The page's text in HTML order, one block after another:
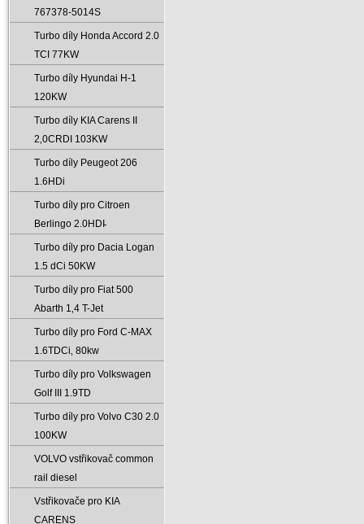
767378-5014S
Turbo díly Honda Accord 2.0
TCI 77KW
Turbo díly Hyundai H-1
120KW
Turbo díly KIA Carens II
2‚0CRDI 103KW
Turbo díly Peugeot 206
1.6HDi
Turbo díly pro Citroen
Berlingo 2.0HDI̵
Turbo díly pro Dacia Logan
1.5 dCi 50KW
Turbo díly pro Fiat 500
Abarth 1‚4 T-Jet
Turbo díly pro Ford C-MAX
1.6TDCi‚ 80kw
Turbo díly pro Volkswagen
Golf III 1.9TD
Turbo díly pro Volvo C30 2.0
100KW
VOLVO vstřikovač common
rail diesel
Vstřikovače pro KIA
CARENS